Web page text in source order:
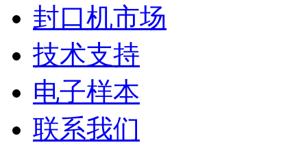
封口机市场
技术支持
电子样本
联系我们